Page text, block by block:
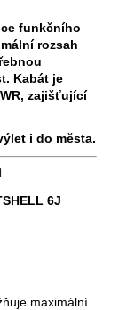
funkčního
rozsah
Kabát je
zajišťující
i do města.
6J
maximální